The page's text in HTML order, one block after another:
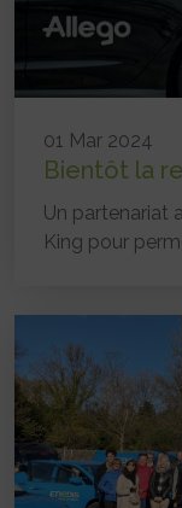
01 Mar 2024
Bientôt la
Un partenariat
King pour